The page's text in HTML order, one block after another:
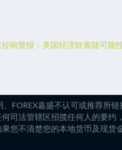
响警报：美国经济软着陆可能
FOREX嘉盛不认可或推荐所链
司法管辖区招揽任何人的要约
您不清楚您的本地货币及现货